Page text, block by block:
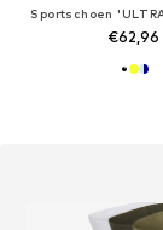
Sportschoen
€62,96